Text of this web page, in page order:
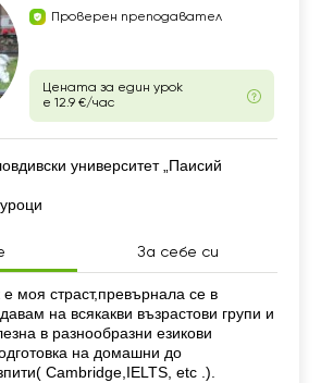
Проверен преподавател
Цената за един урок
е 12.9 €/час
университет „Паисий
За себе си
е моя страст,превърнала се в
на всякакви възрастови групи и
в разнообразни езикови
на домашни до
Cambridge,IELTS, etc .).